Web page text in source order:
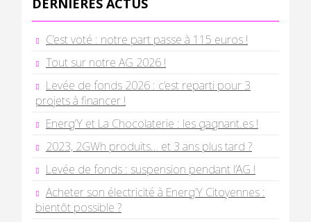
DERNIÈRES ACTUS
C’est voté : notre part passe à 115 euros !
Tout sur notre AG 2026 !
Levée de fonds 2026 : c’est reparti pour 3
projets à financer !
Energ’Y et La Chocolaterie : les gagnant.es !
2023, 2GWh produits… et 3 ans plus tard ?
Levée de fonds : suspension pendant l’AG !
Acheter son électricité à Energ’Y Citoyennes :
bientôt possible ?